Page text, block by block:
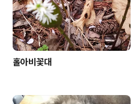
홀아비꽃대